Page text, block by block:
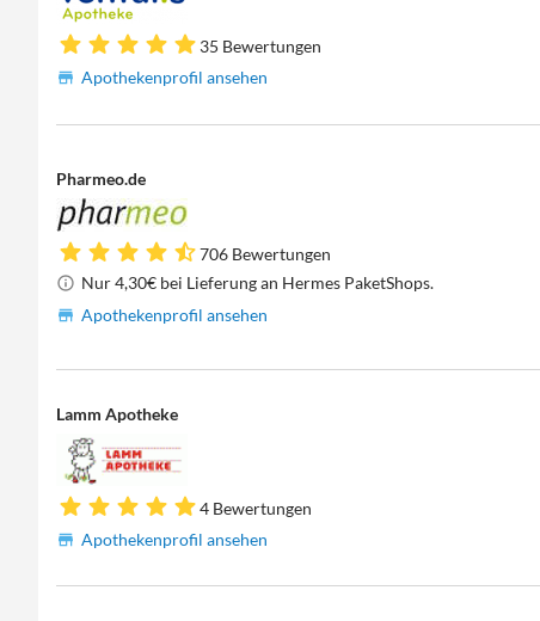
35 Bewertungen
Apothekenprofil ansehen
Pharmeo.de
706 Bewertungen
Nur 4,30€ bei Lieferung an Hermes PaketShops.
Apothekenprofil ansehen
Lamm Apotheke
4 Bewertungen
Apothekenprofil ansehen